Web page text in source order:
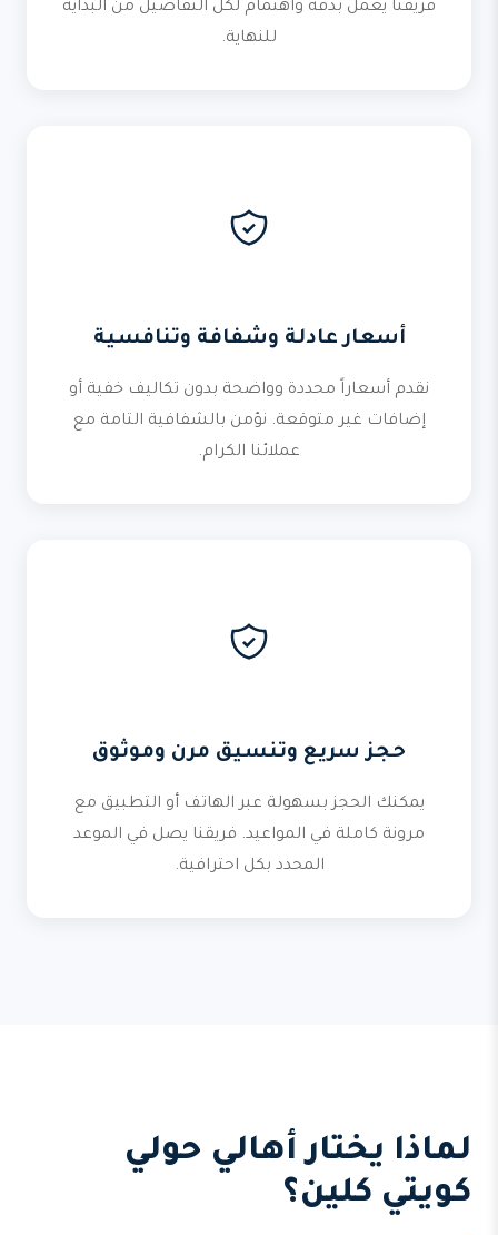
فريقنا يعمل بدقة واهتمام لكل التفاصيل من البداية
للنهاية.
أسعار عادلة وشفافة وتنافسية
نقدم أسعاراً محددة وواضحة بدون تكاليف خفية أو
إضافات غير متوقعة. نؤمن بالشفافية التامة مع
عملائنا الكرام.
حجز سريع وتنسيق مرن وموثوق
يمكنك الحجز بسهولة عبر الهاتف أو التطبيق مع
مرونة كاملة في المواعيد. فريقنا يصل في الموعد
المحدد بكل احترافية.
لماذا يختار أهالي حولي
كويتي كلين؟